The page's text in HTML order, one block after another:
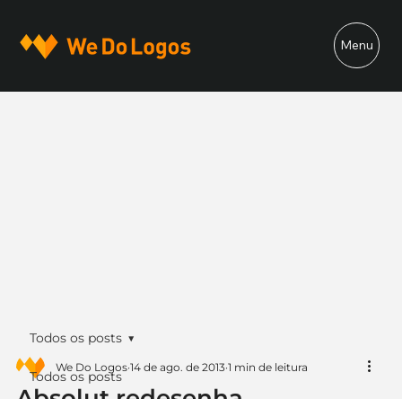
Menu
Todos os posts
Todos os posts
We Do Logos 14 de ago. de 2013 1 min de leitura